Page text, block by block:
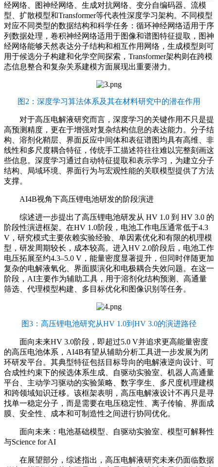
经网络、图神经网络、生成对抗网络、变分自编码器、流模
型、扩散模型和Transformer等代表性深度学习架构。不同模型
对应不同类型的数据结构和科学任务：循环神经网络适用于序
列数据处理，卷积神经网络适用于图像和谱图特征提取，图神
经网络能够天然表达分子结构和相互作用网络，生成模型则可
用于候选分子构建和化学空间探索，Transformer架构则在跨模
态信息整合和复杂关系建模方面展现出重要潜力。
图2：深度学习算法体系及其在材料研究中的潜在作用
对于高压电解液研究而言，深度学习的关键作用不只是提
高预测精度，更在于增强对复杂结构信息的表达能力。分子结
构、溶剂化鞘层、界面反应中间体和表征谱图均具有高维、非
线性和多尺度耦合特征，传统手工描述符往往难以完整刻画这
些信息。深度学习通过自动特征提取和表示学习，为建立分子
结构、局域环境、界面行为与宏观性能的关联模型提供了方法
支撑。
AI4B视角下高压锂电池研发的阶段演进
综述进一步提出了高压锂电池研发从 HV 1.0 到 HV 3.0 的
阶段性演进框架。在HV 1.0阶段，电池工作电压通常低于4.3
V，研究模式主要依赖实验经验、单因素优化和有限的机理模
型，研发周期较长，成本较高。进入HV 2.0阶段后，电池工作
电压拓展至约4.3–5.0 V，能量密度显著提升，但同时伴随更加
复杂的电解液氧化、界面膜演化和电极耦合失效问题。在这一
阶段，AI主要作为辅助工具，用于溶剂化结构预测、高通量
筛选、代理模型构建、多目标优化和图像识别等任务。
图3：高压锂电池研究从HV 1.0到HV 3.0的演进路径
面向未来HV 3.0阶段，即超过5.0 V并追求更高能量密度
的高压电池体系，AI4B有望从辅助分析工具进一步发展为闭
环研发平台。其典型特征包括目标导向的电解液逆向设计、可
合成性约束下的候选体系生成、自驱动实验室、机器人高通量
平台、主动学习驱动的实验策略、数字孪生、多尺度机理建模
和跨领域知识迁移。该框架表明，高压电解液设计不再只是寻
找单一稳定分子，而是需要在电压稳定性、离子传输、界面成
膜、安全性、成本和可制造性之间进行协同优化。
面向未来：电池基础模型、自驱动实验室、模型可解释性
与Science for AI
在展望部分，综述指出，高压电解液研究未来仍面临数据